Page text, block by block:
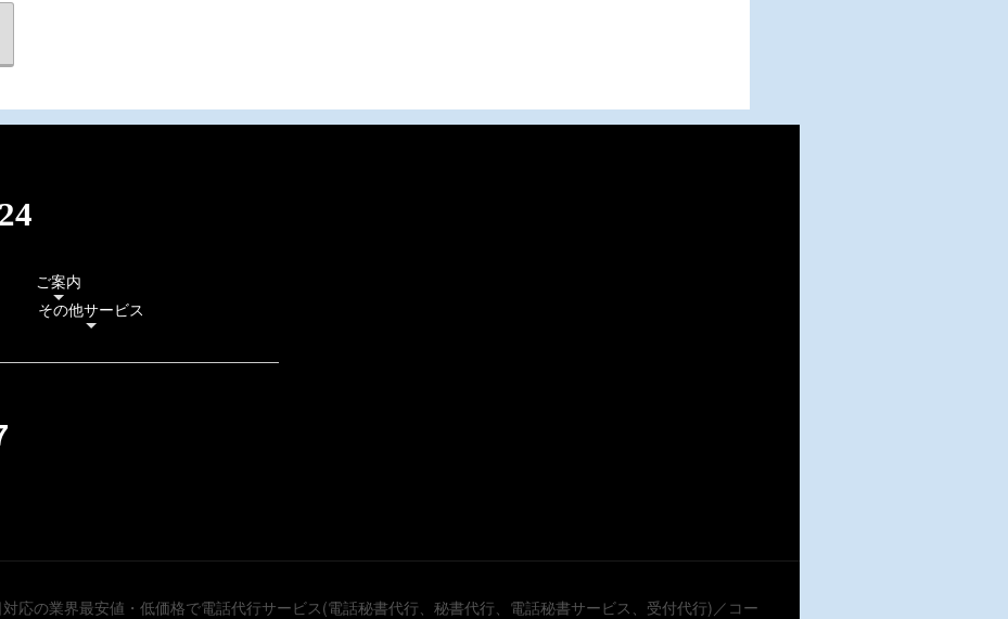
ご案内
その他サービス
応の業界最安値・低価格で電話代行サービス(電話秘書代行、秘書代行、電話秘書サービス、受付代行)／コー